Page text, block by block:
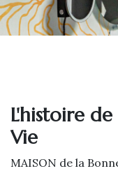
L'histoire
Vie
MAISON de la